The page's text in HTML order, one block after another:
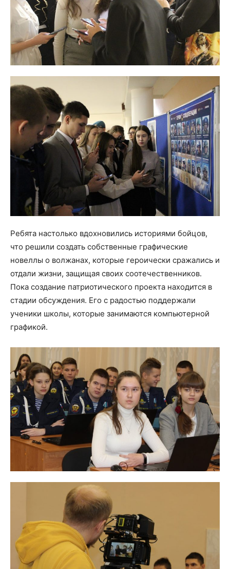
Ребята настолько вдохновились историями бойцов,
что решили создать собственные графические
новеллы о волжанах, которые героически сражались и
отдали жизни, защищая своих соотечественников.
Пока создание патриотического проекта находится в
стадии обсуждения. Его с радостью поддержали
ученики школы, которые занимаются компьютерной
графикой.